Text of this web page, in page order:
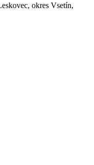
okres Vsetín,